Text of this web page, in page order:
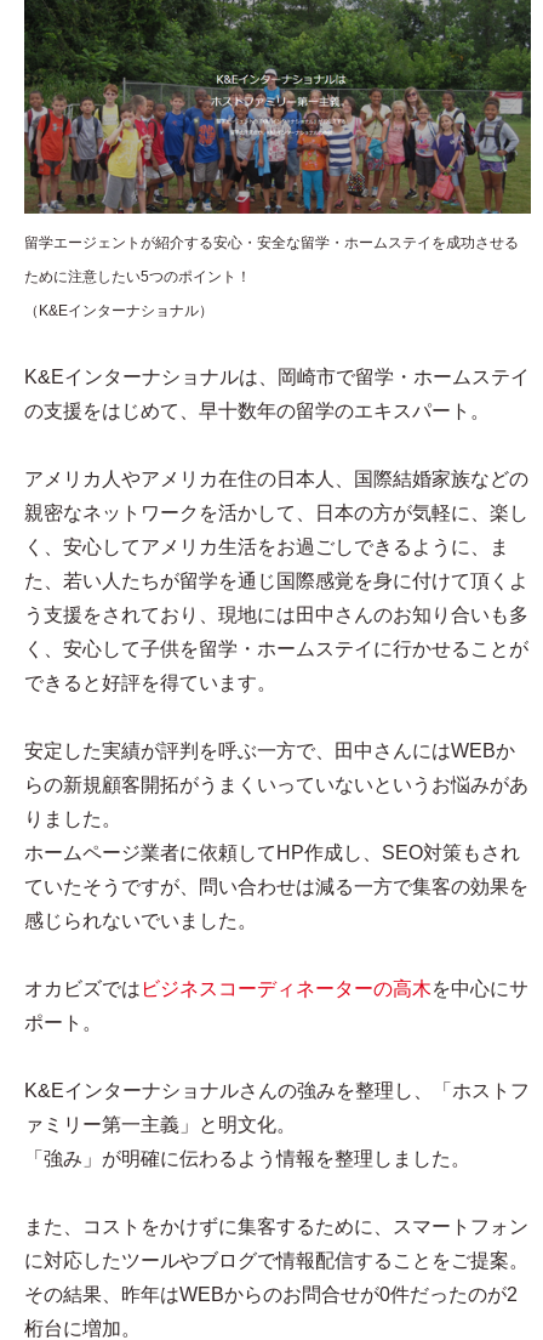
留学エージェントが紹介する安心・安全な留学・ホームステイを成功させる
ために注意したい5つのポイント！
（K&Eインターナショナル）
K&Eインターナショナルは、岡崎市で留学・ホームステイ
の支援をはじめて、早十数年の留学のエキスパート。
アメリカ人やアメリカ在住の日本人、国際結婚家族などの
親密なネットワークを活かして、日本の方が気軽に、楽し
く、安心してアメリカ生活をお過ごしできるように、ま
た、若い人たちが留学を通じ国際感覚を身に付けて頂くよ
う支援をされており、現地には田中さんのお知り合いも多
く、安心して子供を留学・ホームステイに行かせることが
できると好評を得ています。
安定した実績が評判を呼ぶ一方で、田中さんにはWEBか
らの新規顧客開拓がうまくいっていないというお悩みがあ
りました。
ホームページ業者に依頼してHP作成し、SEO対策もされ
ていたそうですが、問い合わせは減る一方で集客の効果を
感じられないでいました。
オカビズでは ビジネスコーディネーターの高木を中心にサ
ポート。
K&Eインターナショナルさんの強みを整理し、「ホストフ
ァミリー第一主義」と明文化。
「強み」が明確に伝わるよう情報を整理しました。
また、コストをかけずに集客するために、スマートフォン
に対応したツールやブログで情報配信することをご提案。
その結果、昨年はWEBからのお問合せが0件だったのが2
桁台に増加。